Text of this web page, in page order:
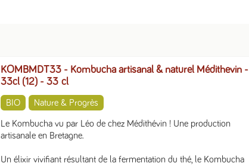
KOMBMDT33 - Kombucha artisanal & naturel Médithevin -
33cl (12) - 33 cl
BIO Nature & Progrès
Le Kombucha vu par Léo de chez Médithévin ! Une production
artisanale en Bretagne.
Un élixir vivifiant résultant de la fermentation du thé, le Kombucha